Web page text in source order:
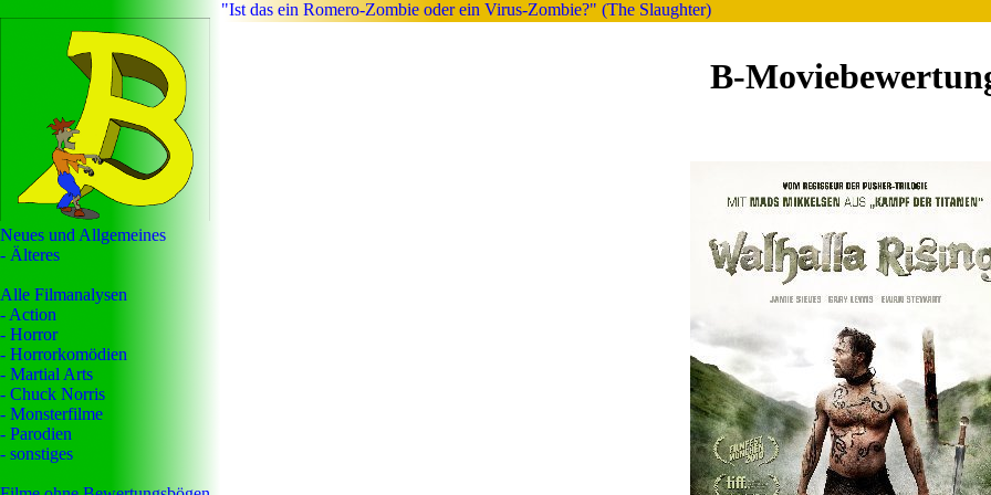
Neues und Allgemeines
- Älteres
Alle Filmanalysen
- Action
- Horror
- Horrorkomödien
- Martial Arts
- Chuck Norris
- Monsterfilme
- Parodien
- sonstiges
"Ist das ein Romero-Zombie oder ein Virus-Zombie?" (The Slaughter)
B-